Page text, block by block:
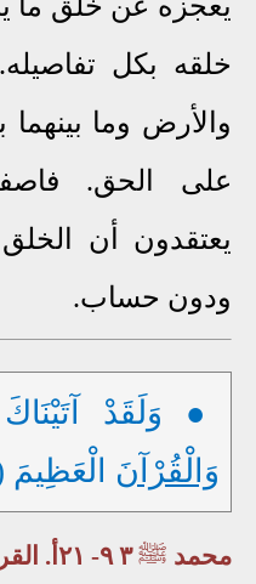
خلقه بكل
والأرض وما
على الحق.
يعتقدون أن
ودون حساب.
● وَلَقَدْ آتَيْنَاكَ
وَالْقُرْآنَ الْعَظِيمَ ( ٨٧-
محمد ﷺ٣ ٩- ٢١أ. القرآن ٩-٢٨ح